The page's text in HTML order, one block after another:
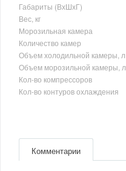
Габариты (ВхШхГ)
Вес, кг
Морозильная камера
Количество камер
Объем холодильной камеры, л
Объем морозильной камеры, л
Кол-во компрессоров
Кол-во контуров охлаждения
Комментарии